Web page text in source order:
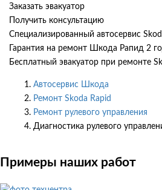
Заказать эвакуатор
Получить консультацию
Специализированный автосервис
Гарантия на ремонт Шкода Рапид 2
Бесплатный эвакуатор при ремонте
Автосервис Шкода
Ремонт Skoda Rapid
Ремонт рулевого управления
Диагностика рулевого
Примеры наших работ